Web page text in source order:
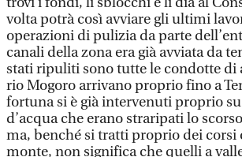
volta potrà così avviare gli ultimi
operazioni di pulizia da parte
canali della zona era già avviata da
stati ripuliti sono tutte le condotte di
rio Mogoro arrivano proprio fino a
fortuna si è già intervenuti proprio
d’acqua che erano straripati lo
ma, benché si tratti proprio dei corsi
monte, non significa che quelli a